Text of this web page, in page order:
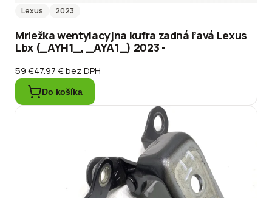
Lexus
2023
Mriežka wentylacyjna kufra zadná ľavá Lexus
Lbx (_AYH1_, _AYA1_) 2023 -
59 €47.97 €bez DPH
Do košíka